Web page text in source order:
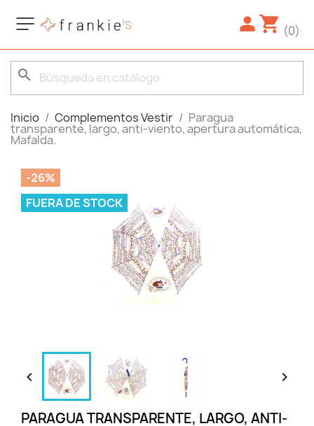
(0)
search
Inicio Complementos Vestir Paragua
transparente, largo, anti-viento, apertura automática,
Mafalda.
-26%
FUERA DE STOCK
 
PARAGUA TRANSPARENTE, LARGO, ANTI-